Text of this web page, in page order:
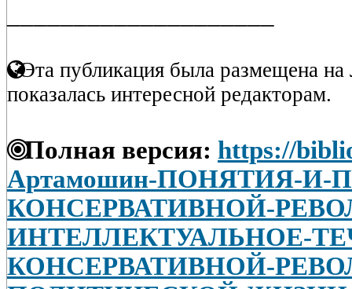
Эта публикация была размещена на
показалась интересной редакторам.
Полная версия: https://
Артамошин-ПОНЯТИЯ-И-
КОНСЕРВАТИВНОЙ-
ИНТЕЛЛЕКТУАЛЬНОЕ-
КОНСЕРВАТИВНОЙ-